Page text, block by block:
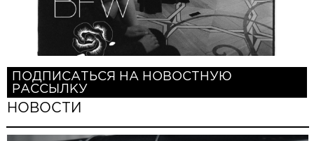
ПОДПИСАТЬСЯ НА НОВОСТНУЮ
РАССЫЛКУ
НОВОСТИ